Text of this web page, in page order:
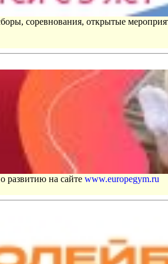
соревнования, открытые
развитию на сайте www.europegym.ru